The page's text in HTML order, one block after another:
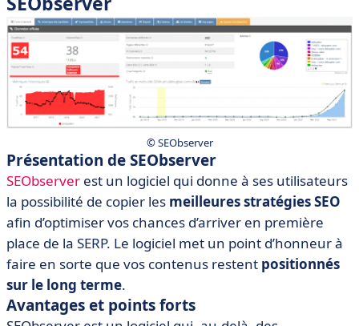
©️ SEObserver
Présentation de SEObserver
SEObserver est un logiciel qui donne à ses utilisateurs
la possibilité de copier les meilleures stratégies SEO
afin d’optimiser vos chances d’arriver en première
place de la SERP. Le logiciel met un point d’honneur à
faire en sorte que vos contenus restent positionnés
sur le long terme.
Avantages et points forts